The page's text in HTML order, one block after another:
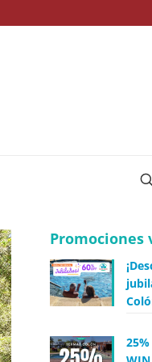
Promociones